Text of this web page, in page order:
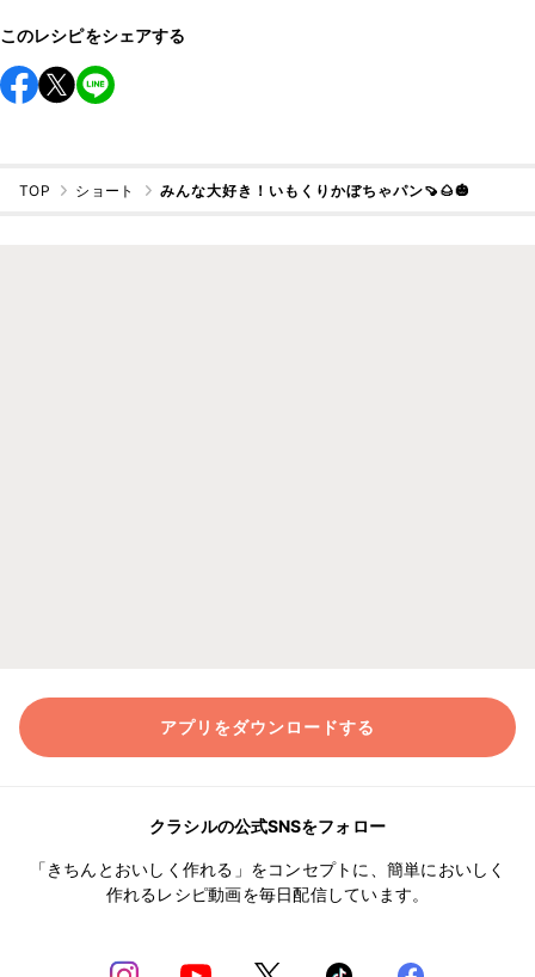
このレシピをシェアする
TOP ショート みんな大好き！いもくりかぼちゃパン🍠🌰🎃
アプリをダウンロードする
クラシルの公式SNSをフォロー
「きちんとおいしく作れる」をコンセプトに、簡単においしく
作れるレシピ動画を毎日配信しています。